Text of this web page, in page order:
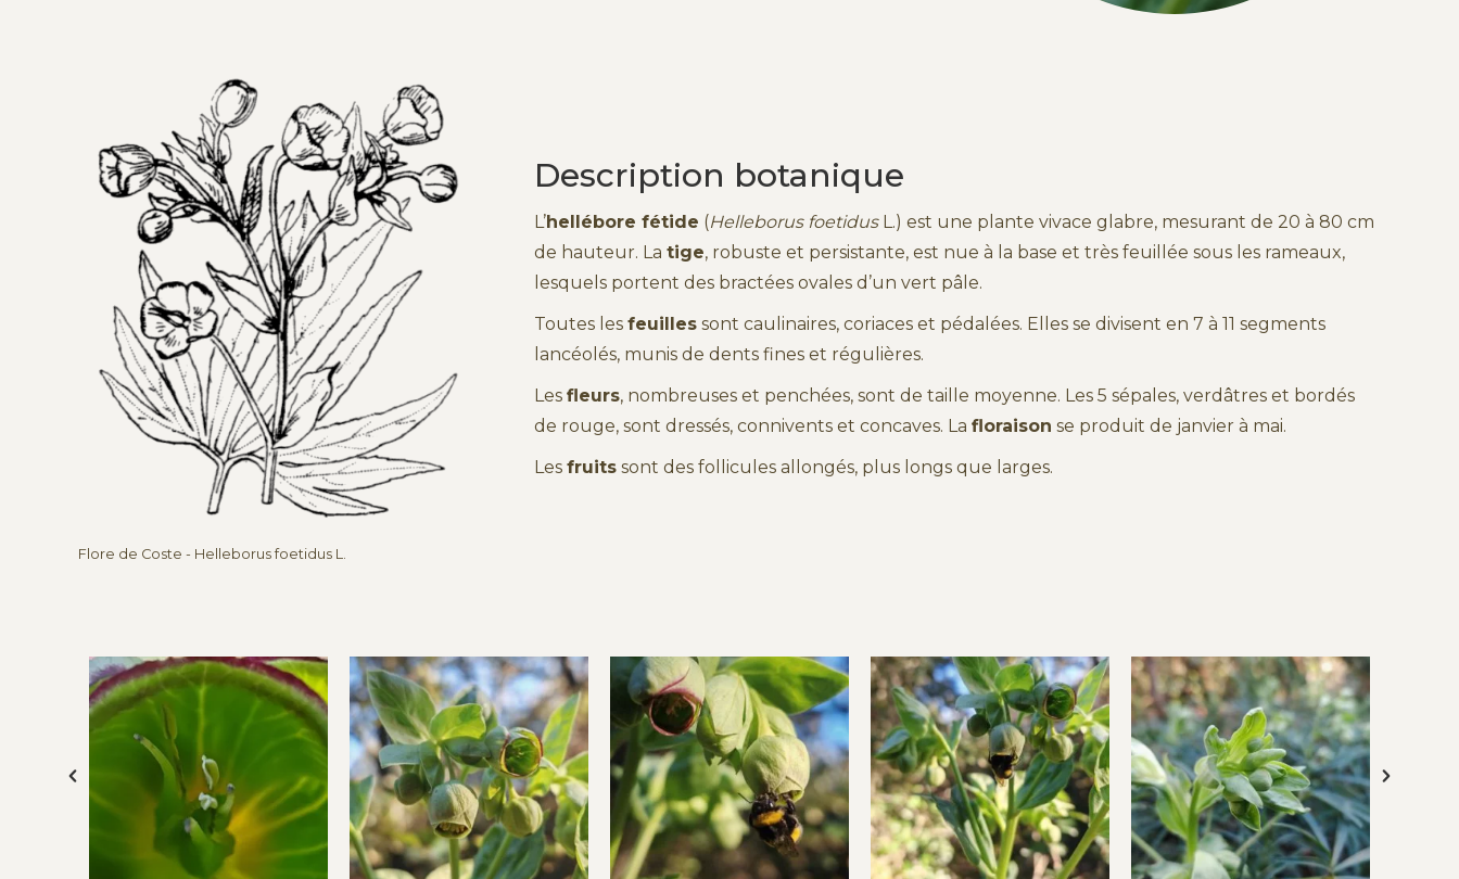
Flore de Coste - Helleborus foetidus L.
Description botanique
L’hellébore fétide (Helleborus foetidusL.) est une plante vivace glabre, mesurant de 20 à 80 cm
de hauteur. La tige, robuste et persistante, est nue à la base et très feuillée sous les rameaux,
lesquels portent des bractées ovales d’un vert pâle.
Toutes les feuilles sont caulinaires, coriaces et pédalées. Elles se divisent en 7 à 11 segments
lancéolés, munis de dents fines et régulières.
Les fleurs, nombreuses et penchées, sont de taille moyenne. Les 5 sépales, verdâtres et bordés
de rouge, sont dressés, connivents et concaves. La floraison se produit de janvier à mai.
Les fruits sont des follicules allongés, plus longs que larges.